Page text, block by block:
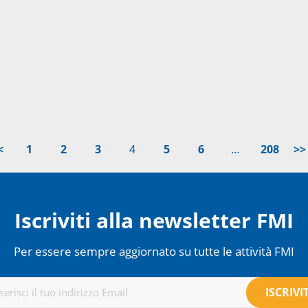
1 2 3 4 5 6 … 208 >>
Iscriviti alla newsletter FMI
Per essere sempre aggiornato su tutte le attività FMI